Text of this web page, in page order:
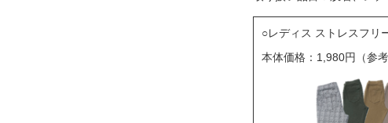
レディス ストレスフリ
本体価格：1,980円（参